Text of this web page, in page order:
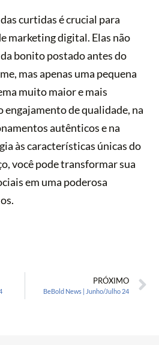
curtidas é crucial para
marketing digital. Elas não
bonito postado antes do
mas apenas uma pequena
muito maior e mais
engajamento de qualidade, na
autênticos e na
às características únicas do
você pode transformar sua
em uma poderosa
PRÓXIMO
BeBold News | Junho/Julho 24